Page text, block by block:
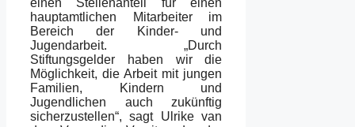
einen Stellenanteil für einen
hauptamtlichen Mitarbeiter im
Bereich der Kinder- und
Jugendarbeit. „Durch
Stiftungsgelder haben wir die
Möglichkeit, die Arbeit mit jungen
Familien, Kindern und
Jugendlichen auch zukünftig
sicherzustellen“, sagt Ulrike van